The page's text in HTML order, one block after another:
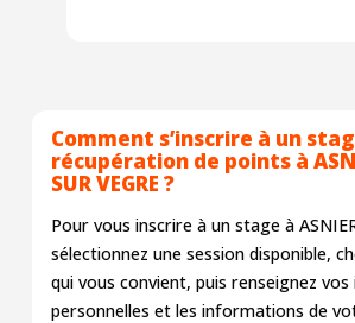
Comment s’inscrire à un
récupération de points à
SUR VEGRE ?
Pour vous inscrire à un stage à
sélectionnez une session disponible,
qui vous convient, puis renseignez
personnelles et les informations de